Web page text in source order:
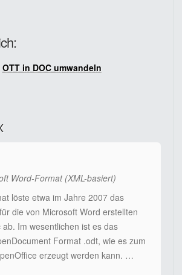
OTT in DOC umwandeln
Word-Format (XML-basiert)
löste etwa im Jahre 2007 das
die von Microsoft Word erstellten
Im wesentlichen ist es das
Format .odt, wie es zum
erzeugt werden kann. …